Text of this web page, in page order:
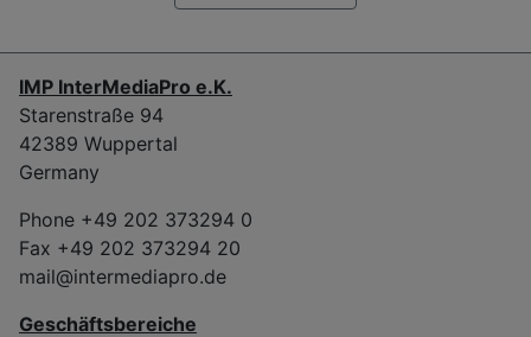
IMP InterMediaPro e.K.
Starenstraße 94
42389 Wuppertal
Germany
Phone +49 202 373294 0
Fax +49 202 373294 20
mail@intermediapro.de
Geschäftsbereiche